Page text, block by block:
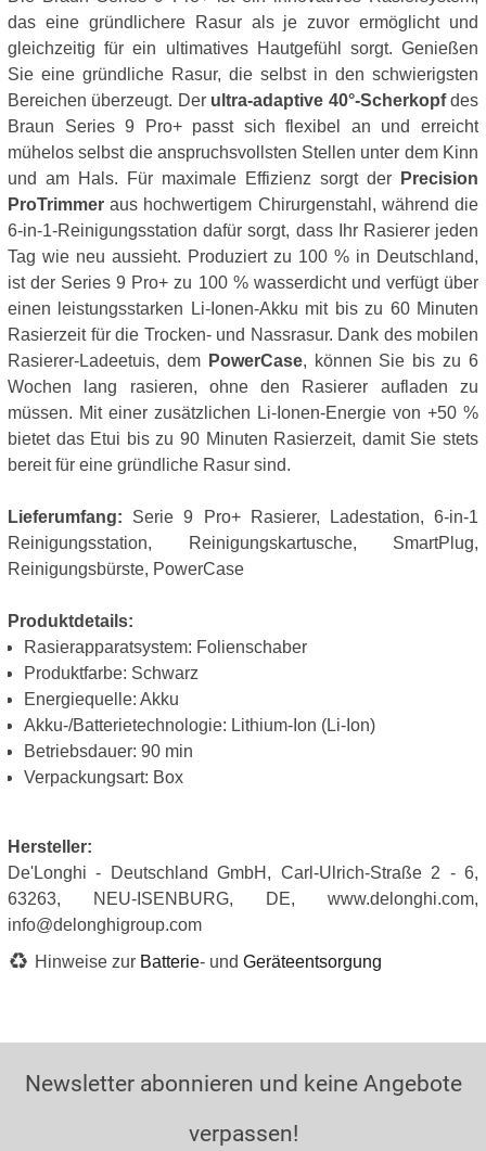
das eine gründlichere Rasur als je zuvor ermöglicht und
gleichzeitig für ein ultimatives Hautgefühl sorgt. Genießen
Sie eine gründliche Rasur, die selbst in den schwierigsten
Bereichen überzeugt. Der ultra-adaptive 40°-Scherkopfdes
Braun Series 9 Pro+ passt sich flexibel an und erreicht
mühelos selbst die anspruchsvollsten Stellen unter dem Kinn
und am Hals. Für maximale Effizienz sorgt der
Precision
ProTrimmer aus hochwertigem Chirurgenstahl, während die
6-in-1-Reinigungsstation dafür sorgt, dass Ihr Rasierer jeden
Tag wie neu aussieht. Produziert zu 100 % in Deutschland,
ist der Series 9 Pro+ zu 100 % wasserdicht und verfügt über
einen leistungsstarken Li-Ionen-Akku mit bis zu 60 Minuten
Rasierzeit für die Trocken- und Nassrasur. Dank des mobilen
Rasierer-Ladeetuis, dem PowerCase, können Sie bis zu 6
Wochen lang rasieren, ohne den Rasierer aufladen zu
müssen. Mit einer zusätzlichen Li-Ionen-Energie von +50 %
bietet das Etui bis zu 90 Minuten Rasierzeit, damit Sie stets
bereit für eine gründliche Rasur sind.
Lieferumfang: Serie 9 Pro+ Rasierer, Ladestation, 6-in-1
Reinigungsstation, Reinigungskartusche, SmartPlug,
Reinigungsbürste, PowerCase
Produktdetails:
Rasierapparatsystem: Folienschaber
Produktfarbe: Schwarz
Energiequelle: Akku
Akku-/Batterietechnologie: Lithium-Ion (Li-Ion)
Betriebsdauer: 90 min
Verpackungsart: Box
Hersteller:
De'Longhi - Deutschland GmbH, Carl-Ulrich-Straße 2 - 6,
63263, NEU-ISENBURG, DE, www.delonghi.com,
info@delonghigroup.com
Hinweise zur Batterie- und Geräteentsorgung
Newsletter abonnieren und keine Angebote
verpassen!